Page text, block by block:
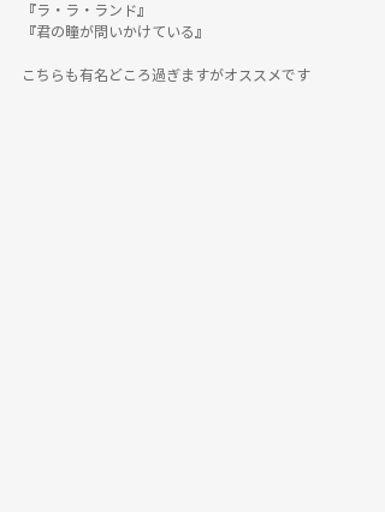
『ラ・ラ・ランド』
『君の瞳が問いかけている』
こちらも有名どころ過ぎますがオススメです